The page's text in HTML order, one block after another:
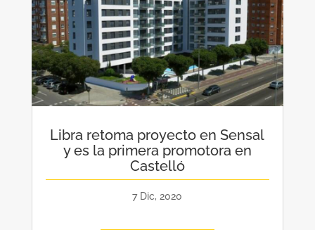
Libra retoma proyecto en Sensal
y es la primera promotora en
Castelló
7 Dic, 2020